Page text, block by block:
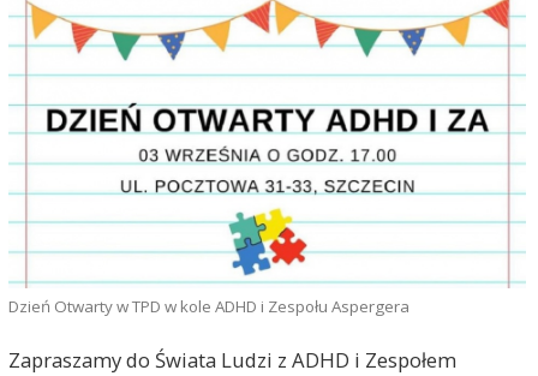
Dzień Otwarty w TPD w kole ADHD i Zespołu Aspergera
Zapraszamy do Świata Ludzi z ADHD i Zespołem